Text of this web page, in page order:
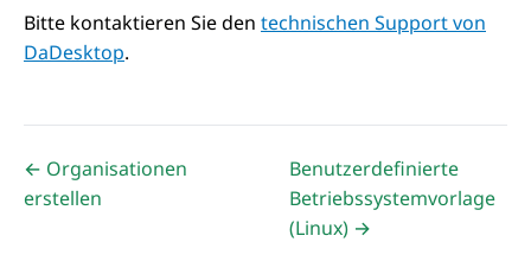
Bitte kontaktieren Sie den technischen Support von
DaDesktop.
← Organisationen
erstellen
Benutzerdefinierte
Betriebssystemvorlage
(Linux) →